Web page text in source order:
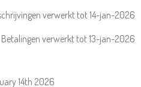
verwerkt tot 14-jan-2026
Betalingen verwerkt tot 13-jan-2026
14th 2026